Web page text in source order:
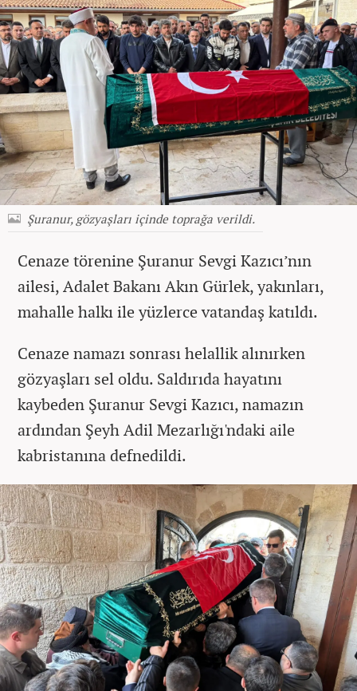
Şuranur, gözyaşları içinde toprağa verildi.
Cenaze törenine Şuranur Sevgi Kazıcı’nın
ailesi, Adalet Bakanı Akın Gürlek, yakınları,
mahalle halkı ile yüzlerce vatandaş katıldı.
Cenaze namazı sonrası helallik alınırken
gözyaşları sel oldu. Saldırıda hayatını
kaybeden Şuranur Sevgi Kazıcı, namazın
ardından Şeyh Adil Mezarlığı'ndaki aile
kabristanına defnedildi.